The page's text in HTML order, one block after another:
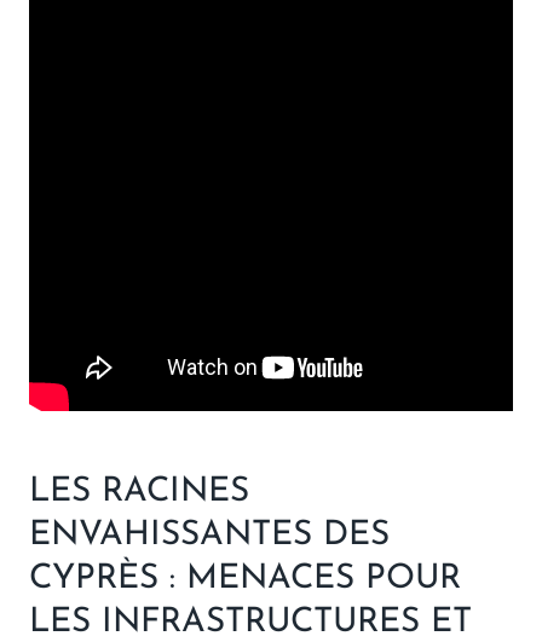
LES RACINES
ENVAHISSANTES DES
CYPRÈS : MENACES POUR
LES INFRASTRUCTURES ET